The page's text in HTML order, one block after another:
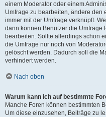
einem Moderator oder einem
Umfrage zu bearbeiten, ändere den
immer mit der Umfrage verknüpft.
dann können Benutzer die Umfrage
bearbeiten. Sollte allerdings schon
die Umfrage nur noch von
gelöscht werden. Dadurch soll die
verhindert werden.
Nach oben
Warum kann ich auf bestimmte
Manche Foren können bestimmten
Um diese einzusehen, Beiträge zu